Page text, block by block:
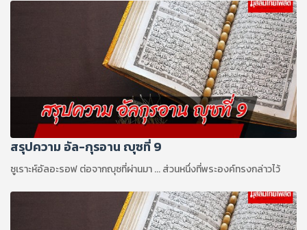
สรุปความ อัล-กุรอาน ญุซที่ 9
ซูเราะห์อัลอะรอฟ ต่อจากญุซที่ผ่านมา ... ส่วนหนึ่งที่พระองค์ทรงกล่าวไว้